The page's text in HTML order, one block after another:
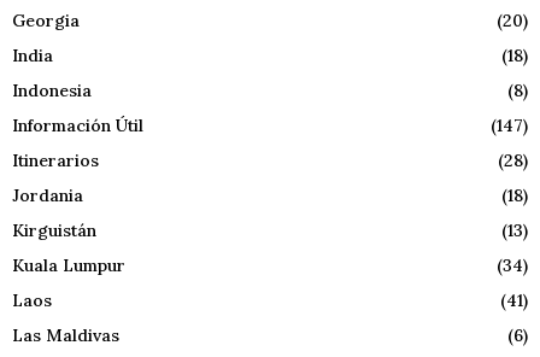
Georgia
(20)
India
(18)
Indonesia
(8)
Información Útil
(147)
Itinerarios
(28)
Jordania
(18)
Kirguistán
(13)
Kuala Lumpur
(34)
Laos
(41)
Las Maldivas
(6)